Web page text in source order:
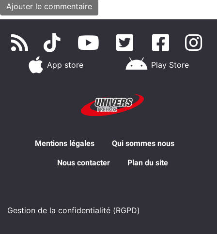
App store Play Store
Mentions légales Qui sommes nous
Nous contacter Plan du site
Gestion de la confidentialité (RGPD)